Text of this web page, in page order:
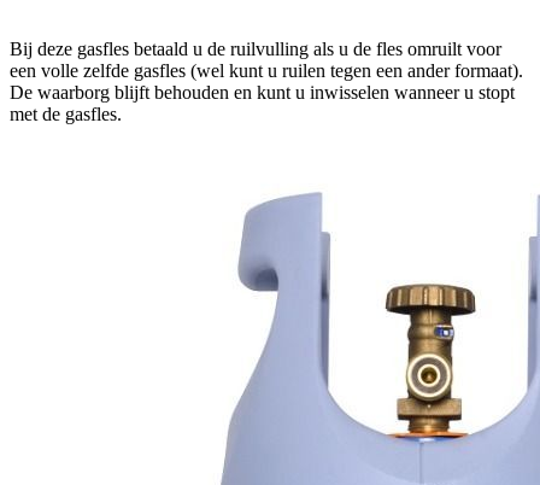
Bij deze gasfles betaald u de ruilvulling als u de fles omruilt voor
een volle zelfde gasfles (wel kunt u ruilen tegen een ander formaat).
De waarborg blijft behouden en kunt u inwisselen wanneer u stopt
met de gasfles.